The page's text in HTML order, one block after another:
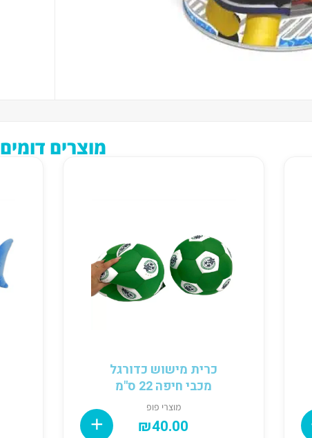
מוצרים דומים
כרית מישוש כדורגל
מכבי חיפה 22 ס"מ
מוצרי פופ
₪40.00